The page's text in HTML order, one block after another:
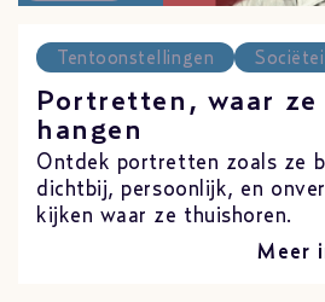
Tentoonstellingen
Portretten, waar ze
hangen
Ontdek portretten zoals ze
dichtbij, persoonlijk, en
kijken waar ze thuishoren.
Meer